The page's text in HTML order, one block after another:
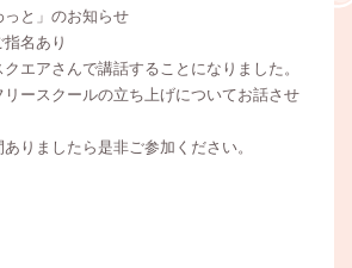
と」のお知らせ
名あり
エアさんで講話することになりました。
ースクールの立ち上げについてお話させ
りましたら是非ご参加ください。